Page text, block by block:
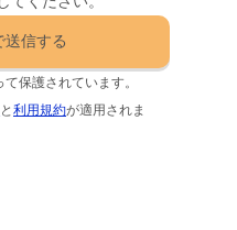
保護されています。
と利用規約が適用されま